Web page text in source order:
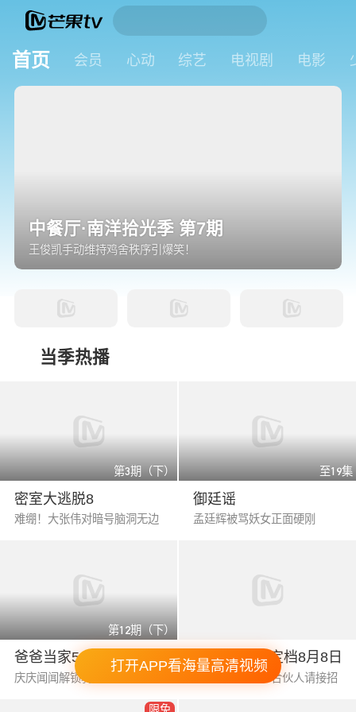
首页 会员 心动 综艺 电视剧 电影
中餐厅·南洋拾光季 第7期
王俊凯手动维持鸡舍秩序引爆笑！
当季热播
第3期（下）
密室大逃脱8
难绷！大张伟对暗号脑洞无边
至19集
御廷谣
孟廷辉被骂妖女正面硬刚
第12期（下）
爸爸当家5
庆庆闻闻解锁骑骆驼新体验
伦敦合伙人·定档8月8日
新店即将开业！合伙人请接招
打开APP看海量高清视频